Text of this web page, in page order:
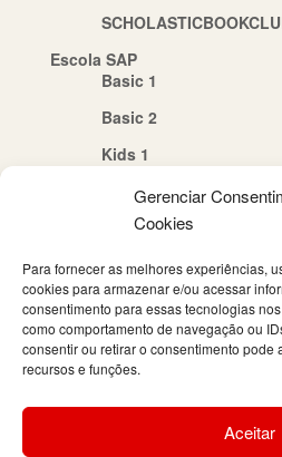
Gerenciar
Cookies
Para fornecer as melhores experiências,
cookies para armazenar e/ou acessar
consentimento para essas tecnologias
como comportamento de navegação ou
consentir ou retirar o consentimento pode
recursos e funções.
Aceitar
Escola SAP
Basic 1
Basic 2
Kids 1
Kids 2
Quem Somos
Política de Cookies (BR)
Contato